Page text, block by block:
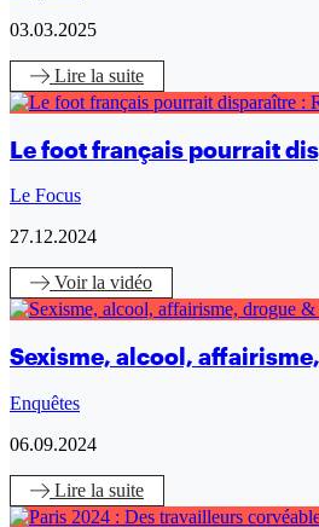
03.03.2025
Lire la suite
Le foot français pourrait
Le Focus
27.12.2024
Voirla vidéo
Sexisme, alcool,
Enquêtes
06.09.2024
Lire la suite